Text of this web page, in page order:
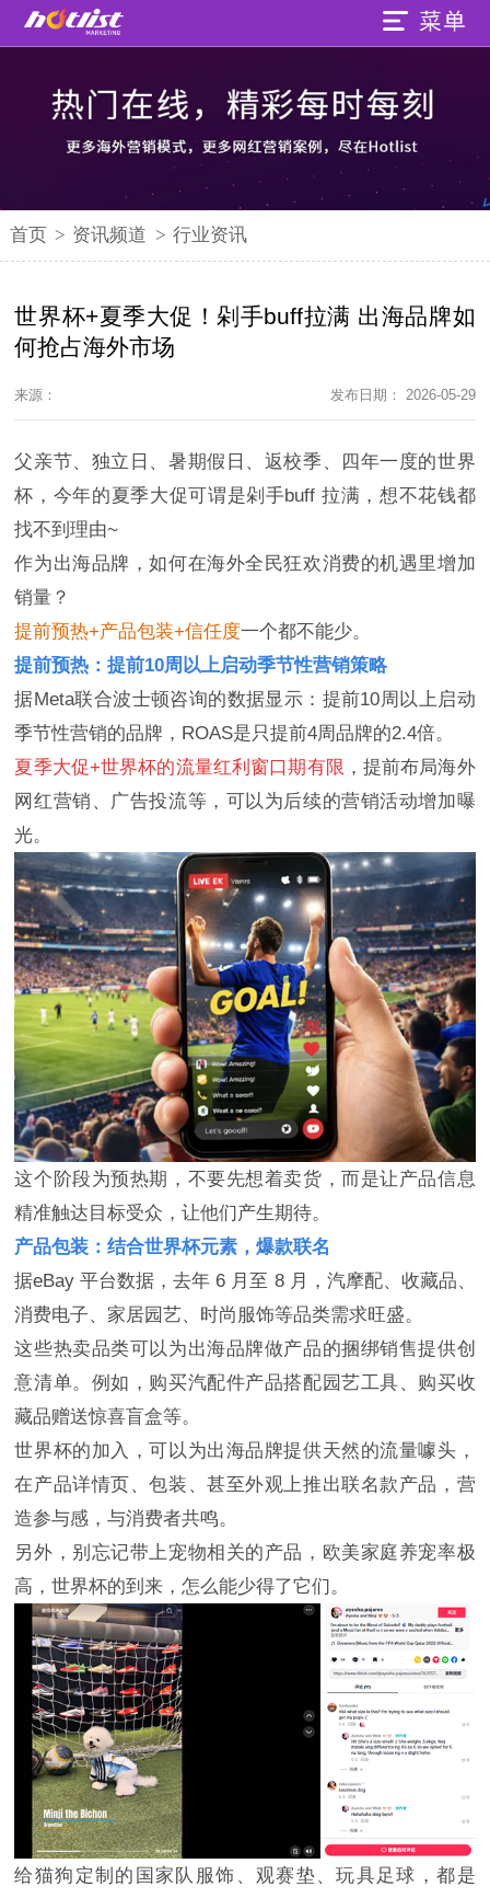
首页 > 资讯频道 > 行业资讯
世界杯+夏季大促！剁手buff拉满 出海品牌如
何抢占海外市场
来源： 发布日期： 2026-05-29
父亲节、独立日、暑期假日、返校季、四年一度的世界
杯，今年的夏季大促可谓是剁手buff 拉满，想不花钱都
找不到理由~
作为出海品牌，如何在海外全民狂欢消费的机遇里增加
销量？
提前预热+产品包装+信任度一个都不能少。
提前预热：提前10周以上启动季节性营销策略
据Meta联合波士顿咨询的数据显示：提前10周以上启动
季节性营销的品牌，ROAS是只提前4周品牌的2.4倍。
夏季大促+世界杯的流量红利窗口期有限 ，提前布局海外
网红营销、广告投流等，可以为后续的营销活动增加曝
光。
这个阶段为预热期，不要先想着卖货，而是让产品信息
精准触达目标受众，让他们产生期待。
产品包装：结合世界杯元素，爆款联名
据eBay 平台数据，去年 6 月至 8 月，汽摩配、收藏品、
消费电子、家居园艺、时尚服饰等品类需求旺盛。
这些热卖品类可以为出海品牌做产品的捆绑销售提供创
意清单。例如，购买汽配件产品搭配园艺工具、购买收
藏品赠送惊喜盲盒等。
世界杯的加入，可以为出海品牌提供天然的流量噱头，
在产品详情页、包装、甚至外观上推出联名款产品，营
造参与感，与消费者共鸣。
另外，别忘记带上宠物相关的产品，欧美家庭养宠率极
高，世界杯的到来，怎么能少得了它们。
给猫狗定制的国家队服饰、观赛垫、玩具足球，都是